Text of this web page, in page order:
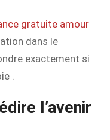
gratuite amour
dans le
exactement si
.
l’avenir